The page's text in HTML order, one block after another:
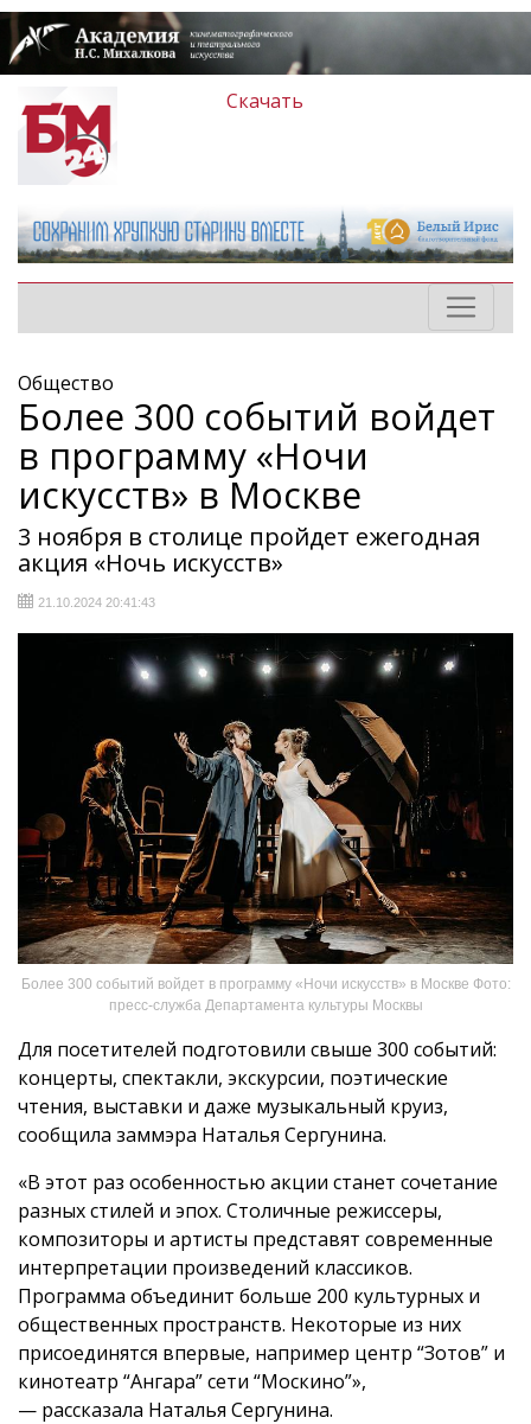
Скачать
Общество
Более 300 событий войдет
в программу «Ночи
искусств» в Москве
3 ноября в столице пройдет ежегодная
акция «Ночь искусств»
21.10.2024 20:41:43
Более 300 событий войдет в программу «Ночи искусств» в Москве Фото:
пресс-служба Департамента культуры Москвы
Для посетителей подготовили свыше 300 событий:
концерты, спектакли, экскурсии, поэтические
чтения, выставки и даже музыкальный круиз,
сообщила заммэра Наталья Сергунина.
«В этот раз особенностью акции станет сочетание
разных стилей и эпох. Столичные режиссеры,
композиторы и артисты представят современные
интерпретации произведений классиков.
Программа объединит больше 200 культурных и
общественных пространств. Некоторые из них
присоединятся впервые, например центр “Зотов” и
кинотеатр “Ангара” сети “Москино”»,
— рассказала Наталья Сергунина.